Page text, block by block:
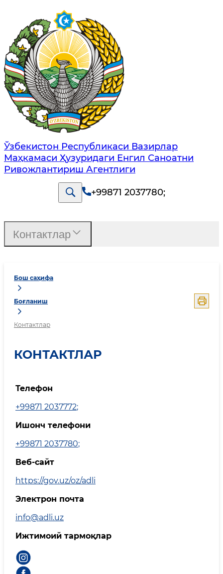
Ўзбекистон Республикаси Вазирлар
Маҳкамаси Ҳузуридаги Енгил Саноатни
Ривожлантириш Агентлиги
+99871 2037780;
Бош саҳифа
Боғланиш
Контактлар
КОНТАКТЛАР
Телефон
+99871 2037772;
Ишонч телефони
+99871 2037780;
Веб-сайт
https://gov.uz/oz/adli
Электрон почта
info@adli.uz
Ижтимоий тармоқлар
Контактлар